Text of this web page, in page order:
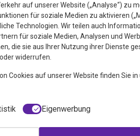
auf unserer Website („Analyse“) zu
für soziale Medien zu aktivieren
Technologien. Wir teilen auch
für soziale Medien, Analysen und
die sie aus Ihrer Nutzung ihrer Dienste
widerrufen.
Cookies auf unserer Website finden Sie in
Eigenwerbung